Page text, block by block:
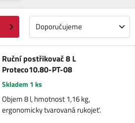
Doporučujeme
Ruční postřikovač 8 L
Proteco10.80-PT-08
Skladem 1 ks
Objem 8 l, hmotnost 1,16 kg,
ergonomicky tvarovaná rukojeť.